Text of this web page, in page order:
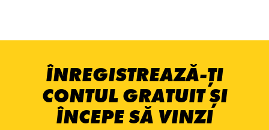
ÎNREGISTREAZĂ-ȚI
CONTUL GRATUIT ȘI
ÎNCEPE SĂ VINZI